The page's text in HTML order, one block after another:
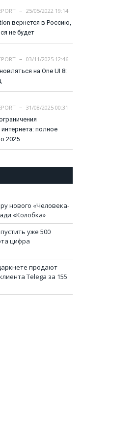
25/05/2022 19:14
вернется в Россию,
не будет
03/11/2025 12:46
на One UI 8:
31/08/2025 00:31
полное
2025
нового «Человека-
«Колобка»
уже 500
цифра
продают
Telega за 155